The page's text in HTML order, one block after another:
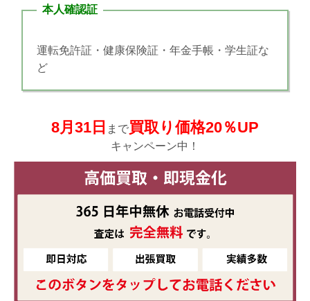
本人確認証
運転免許証・健康保険証・年金手帳・学生証な
ど
8月31日 まで買取り価格20％UP
キャンペーン中！